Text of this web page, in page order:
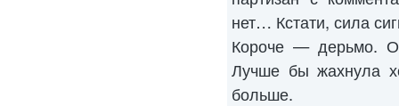
нет… Кстати, сила
Короче — дерьмо.
Лучше бы жахнула
больше.